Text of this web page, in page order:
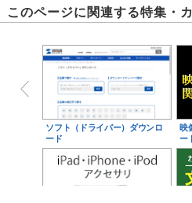
このページに関連する特集・
ソフト（ドライバー）ダウンロ
ード
映
ー